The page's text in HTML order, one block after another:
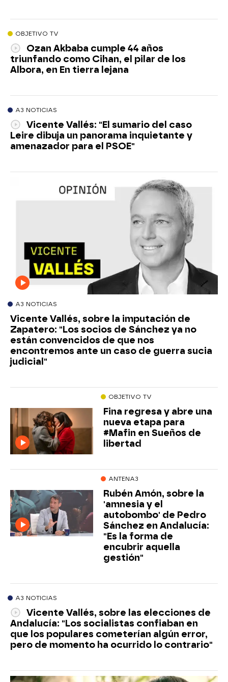
OBJETIVO TV
Ozan Akbaba cumple 44 años
triunfando como Cihan, el pilar de los
Albora, en En tierra lejana
A3 NOTICIAS
Vicente Vallés: "El sumario del caso
Leire dibuja un panorama inquietante y
amenazador para el PSOE"
A3 NOTICIAS
Vicente Vallés, sobre la imputación de
Zapatero: "Los socios de Sánchez ya no
están convencidos de que nos
encontremos ante un caso de guerra sucia
judicial"
OBJETIVO TV
Fina regresa y abre una
nueva etapa para
#Mafin en Sueños de
libertad
ANTENA3
Rubén Amón, sobre la
'amnesia y el
autobombo' de Pedro
Sánchez en Andalucía:
"Es la forma de
encubrir aquella
gestión"
A3 NOTICIAS
Vicente Vallés, sobre las elecciones de
Andalucía: "Los socialistas confiaban en
que los populares cometerían algún error,
pero de momento ha ocurrido lo contrario"